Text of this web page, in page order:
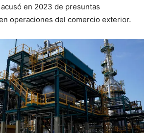
en 2023 de presuntas
operaciones del comercio exterior.